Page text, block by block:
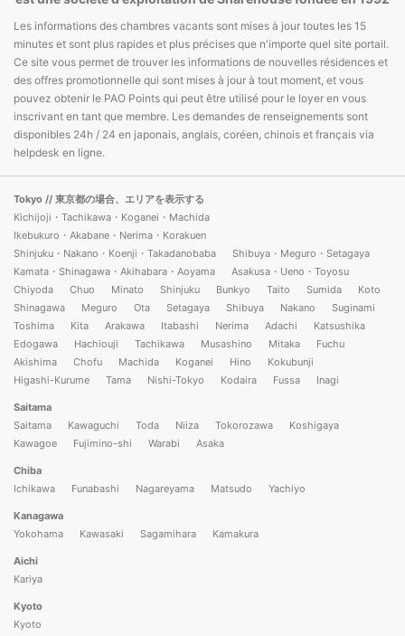
Les informations des chambres vacants sont mises à jour toutes les 15
minutes et sont plus rapides et plus précises que n'importe quel site portail.
Ce site vous permet de trouver les informations de nouvelles résidences et
des offres promotionnelle qui sont mises à jour à tout moment, et vous
pouvez obtenir le PAO Points qui peut être utilisé pour le loyer en vous
inscrivant en tant que membre. Les demandes de renseignements sont
disponibles 24h / 24 en japonais, anglais, coréen, chinois et français via
helpdesk en ligne.
Tokyo // 東京都の場合、エリアを表示する
Kichijoji・Tachikawa・Koganei・Machida
Ikebukuro・Akabane・Nerima・Korakuen
Shinjuku・Nakano・Koenji・Takadanobaba
Shibuya・Meguro・Setagaya
Kamata・Shinagawa・Akihabara・Aoyama
Asakusa・Ueno・Toyosu
Chiyoda
Chuo Minato Shinjuku Bunkyo Taito Sumida
Koto
Shinagawa
Meguro Ota Setagaya Shibuya Nakano
Suginami
Toshima
Kita Arakawa Itabashi Nerima Adachi
Katsushika
Edogawa
Hachiouji Tachikawa Musashino Mitaka
Fuchu
Akishima
Chofu Machida Koganei Hino
Kokubunji
Higashi-Kurume
Tama Nishi-Tokyo Kodaira Fussa Inagi
Saitama
Saitama
Kawaguchi Toda Niiza Tokorozawa
Koshigaya
Kawagoe
Fujimino-shi Warabi Asaka
Chiba
Ichikawa
Funabashi Nagareyama Matsudo Yachiyo
Kanagawa
Yokohama
Kawasaki Sagamihara Kamakura
Aichi
Kariya
Kyoto
Kyoto